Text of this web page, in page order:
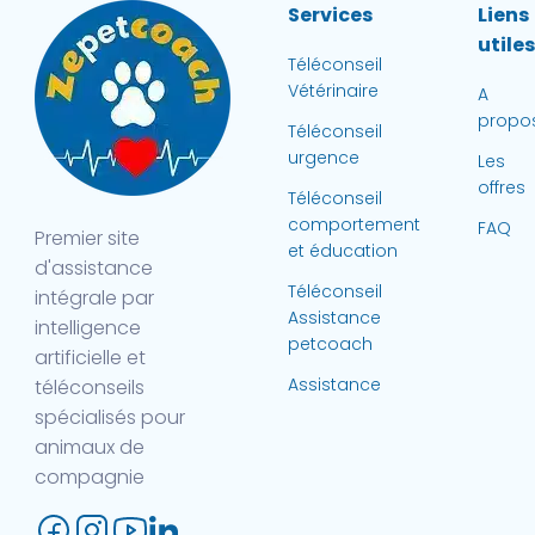
Premier site
d'assistance
intégrale par
intelligence
artificielle et
téléconseils
spécialisés pour
animaux de
compagnie
Services
Téléconseil
Vétérinaire
Téléconseil
urgence
Téléconseil
comportement
et éducation
Téléconseil
Assistance
petcoach
Assistance
Liens
utiles
A
Les
offres
FAQ